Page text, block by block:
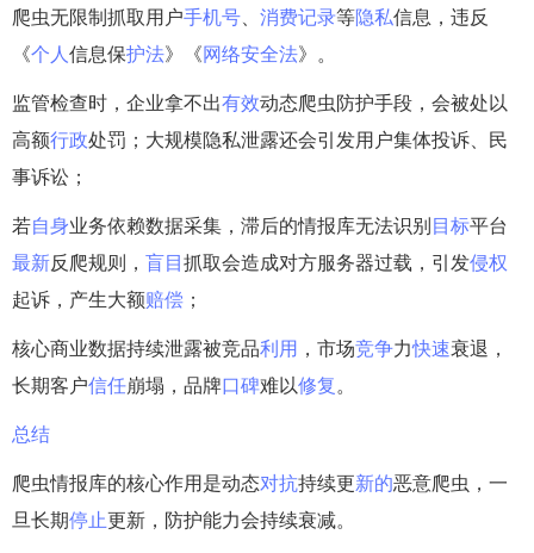
爬虫无限制抓取用户手机号 消费记录等隐私信息，违反
《个人 信息保护法》《网络安全法》。
监管检查时，企业拿不出有效动态爬虫防护手段，会被处以
高额行政处罚；大规模隐私泄露还会引发用户集体投诉、民
事诉讼；
若自身业务依赖数据采集，滞后的情报库无法识别目标平台
最新反爬规则， 盲目抓取会造成对方服务器过载，引发侵权
起诉，产生大额赔偿 ；
核心商业数据持续泄露被竞品利用 ，市场竞争力快速衰退，
长期客户信任崩塌，品牌口碑难以修复 。
总结
爬虫情报库的核心作用是动态对抗持续更新的恶意爬虫，一
旦长期停止更新，防护能力会持续衰减。